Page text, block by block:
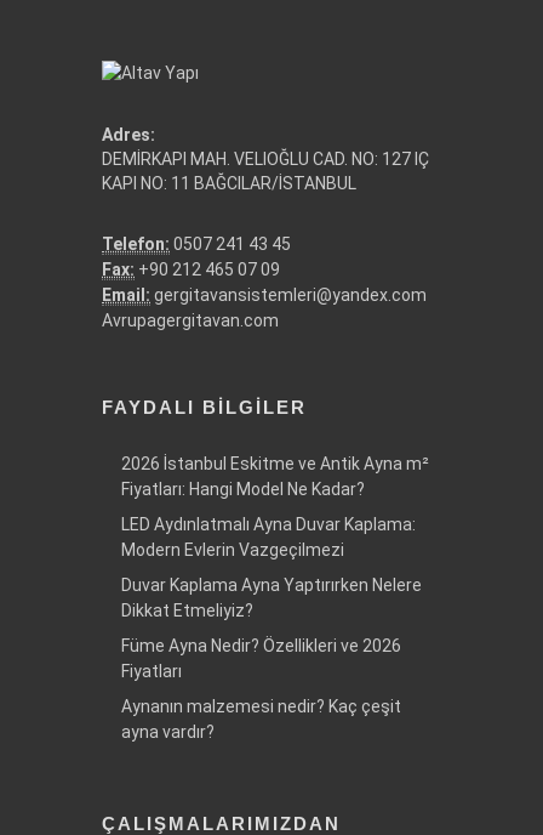
Adres:
DEMİRKAPI MAH. VELIOĞLU CAD. NO: 127 IÇ
KAPI NO: 11 BAĞCILAR/İSTANBUL
Telefon: 0507 241 43 45
Fax: +90 212 465 07 09
Email: gergitavansistemleri@yandex.com
Avrupagergitavan.com
FAYDALI BILGILER
2026 İstanbul Eskitme ve Antik Ayna m²
Fiyatları: Hangi Model Ne Kadar?
LED Aydınlatmalı Ayna Duvar Kaplama:
Modern Evlerin Vazgeçilmezi
Duvar Kaplama Ayna Yaptırırken Nelere
Dikkat Etmeliyiz?
Füme Ayna Nedir? Özellikleri ve 2026
Fiyatları
Aynanın malzemesi nedir? Kaç çeşit
ayna vardır?
ÇALIŞMALARIMIZDAN